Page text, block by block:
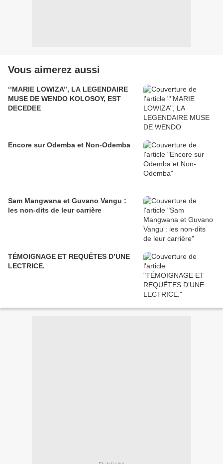
Vous aimerez aussi
‘’MARIE LOWIZA’’, LA LEGENDAIRE
MUSE DE WENDO KOLOSOY, EST
DECEDEE
Encore sur Odemba et Non-Odemba
Sam Mangwana et Guvano Vangu :
les non-dits de leur carrière
TÉMOIGNAGE ET REQUÊTES D’UNE
LECTRICE.